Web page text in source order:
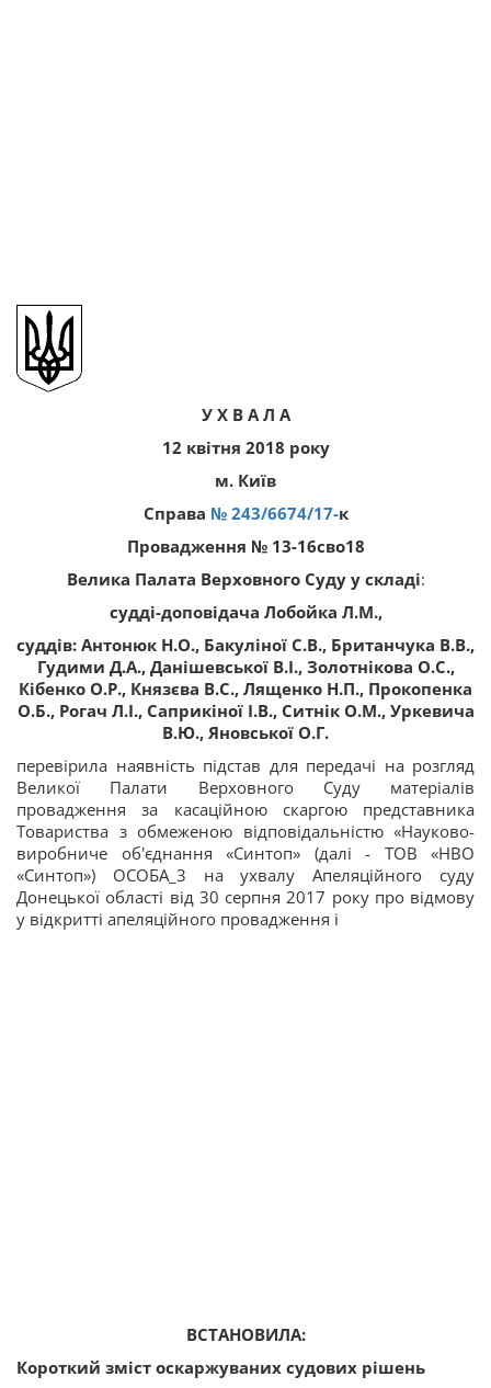
У Х В А Л А
12 квітня 2018 року
м. Київ
Справа № 243/6674/17-к
Провадження № 13-16сво18
Велика Палата Верховного Суду у складі:
судді-доповідача Лобойка Л.М.,
суддів: Антонюк Н.О., Бакуліної С.В., Британчука В.В.,
Гудими Д.А., Данішевської В.І., Золотнікова О.С.,
Кібенко О.Р., Князєва В.С., Лященко Н.П., Прокопенка
О.Б., Рогач Л.І., Саприкіної І.В., Ситнік О.М., Уркевича
В.Ю., Яновської О.Г.
перевірила наявність підстав для передачі на розгляд
Великої Палати Верховного Суду матеріалів
провадження за касаційною скаргою представника
Товариства з обмеженою відповідальністю «Науково-
виробниче об'єднання «Синтоп» (далі - ТОВ «НВО
«Синтоп») ОСОБА_3 на ухвалу Апеляційного суду
Донецької області від 30 серпня 2017 року про відмову
у відкритті апеляційного провадження і
ВСТАНОВИЛА:
Короткий зміст оскаржуваних судових рішень